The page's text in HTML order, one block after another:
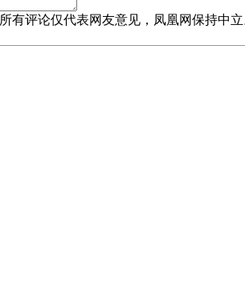
所有评论仅代表网友意见，凤凰网保持中